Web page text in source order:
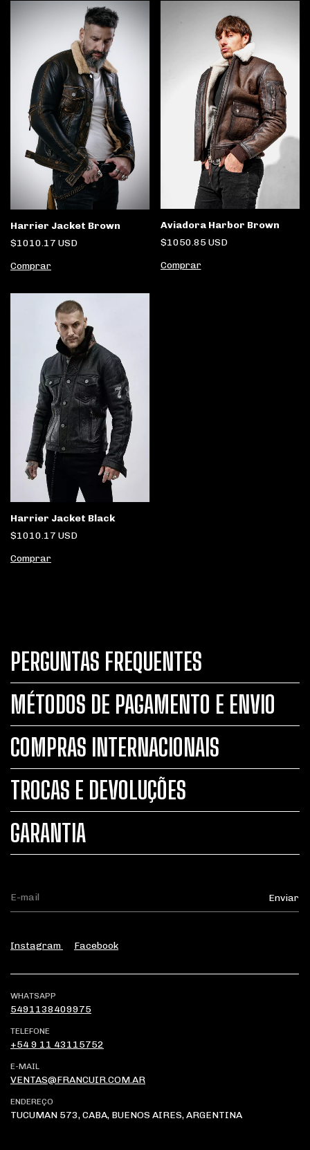
Harrier Jacket Brown
$1010.17 USD
Comprar
Aviadora Harbor Brown
$1050.85 USD
Comprar
Harrier Jacket Black
$1010.17 USD
Comprar
PERGUNTAS FREQUENTES
MÉTODOS DE PAGAMENTO E ENVIO
COMPRAS INTERNACIONAIS
TROCAS E DEVOLUÇÕES
GARANTIA
Instagram Facebook
WHATSAPP
5491138409975
TELEFONE
+54 9 11 43115752
E-MAIL
VENTAS@FRANCUIR.COM.AR
ENDEREÇO
TUCUMAN 573, CABA, BUENOS AIRES, ARGENTINA